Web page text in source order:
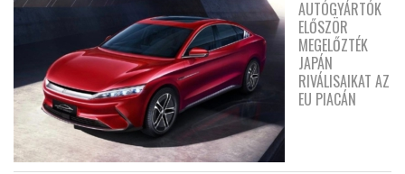
AUTÓGYÁRTÓK
ELŐSZÖR
MEGELŐZTÉK
JAPÁN
RIVÁLISAIKAT AZ
EU PIACÁN